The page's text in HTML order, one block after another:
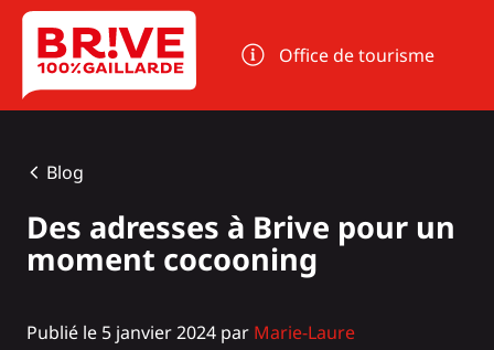
Panneau de gestion des cookies
Office de tourisme
Blog
Des adresses à Brive pour un
moment cocooning
Publié le 5 janvier 2024 par Marie-Laure